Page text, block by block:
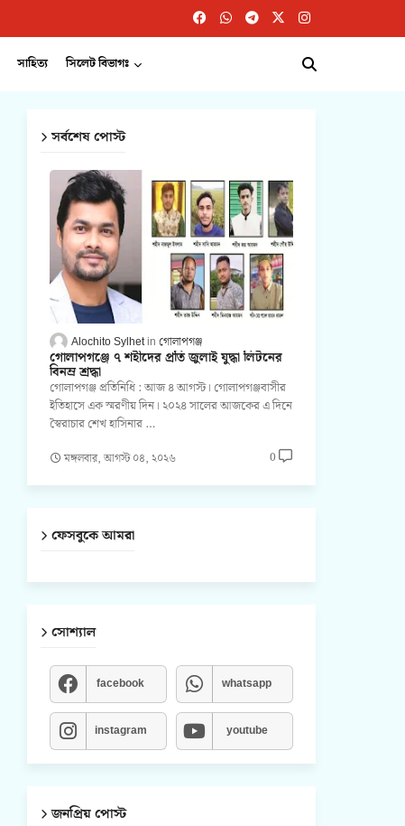
সাহিত্য সিলেট বিভাগঃ
সর্বশেষ পোস্ট
Alochito Sylhet গোলাপগঞ্জ
গোলাপগঞ্জে ৭ শহীদের প্রতি জুলাই যুদ্ধা লিটনের
বিনম্র শ্রদ্ধা
গোলাপগঞ্জ প্রতিনিধি : আজ ৪ আগস্ট। গোলাপগঞ্জবাসীর
ইতিহাসে এক স্মরণীয় দিন। ২০২৪ সালের আজকের এ দিনে
স্বৈরাচার শেখ হাসিনার …
মঙ্গলবার, আগস্ট ০৪, ২০২৬ 0
ফেসবুকে আমরা
সোশ্যাল
facebook whatsapp
instagram youtube
জনপ্রিয় পোস্ট